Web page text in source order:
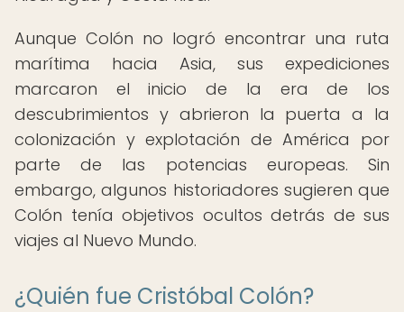
Aunque Colón no logró encontrar una ruta
marítima hacia Asia, sus expediciones
marcaron el inicio de la era de los
descubrimientos y abrieron la puerta a la
colonización y explotación de América por
parte de las potencias europeas. Sin
embargo, algunos historiadores sugieren que
Colón tenía objetivos ocultos detrás de sus
viajes al Nuevo Mundo.
¿Quién fue Cristóbal Colón?